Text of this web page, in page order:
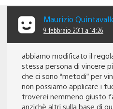
Maurizio
9 febbraio 2011 a 14:26
abbiamo modificato il
stessa persona di vincere
che ci sono “metodi” per
non possiamo applicare i
troverei nemmeno giusto
anzichè altri sulla base di